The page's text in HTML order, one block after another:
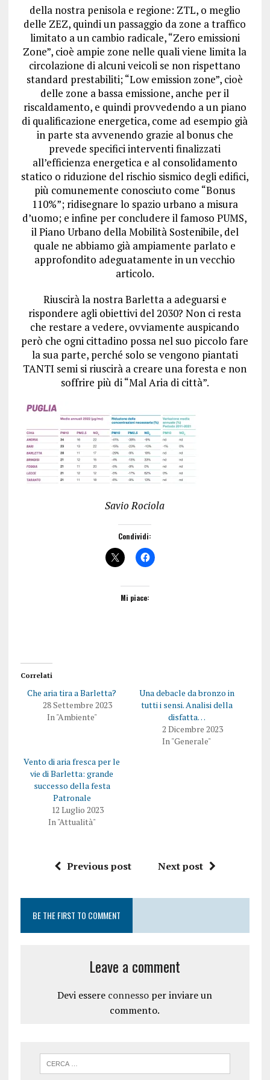
della nostra penisola e regione: ZTL, o meglio
delle ZEZ, quindi un passaggio da zone a traffico
limitato a un cambio radicale, “Zero emissioni
Zone”, cioè ampie zone nelle quali viene limita la
circolazione di alcuni veicoli se non rispettano
standard prestabiliti; “Low emission zone”, cioè
delle zone a bassa emissione, anche per il
riscaldamento, e quindi provvedendo a un piano
di qualificazione energetica, come ad esempio già
in parte sta avvenendo grazie al bonus che
prevede specifici interventi finalizzati
all’efficienza energetica e al consolidamento
statico o riduzione del rischio sismico degli edifici,
più comunemente conosciuto come “Bonus
110%”; ridisegnare lo spazio urbano a misura
d’uomo; e infine per concludere il famoso PUMS,
il Piano Urbano della Mobilità Sostenibile, del
quale ne abbiamo già ampiamente parlato e
approfondito adeguatamente in un vecchio
articolo.
Riuscirà la nostra Barletta a adeguarsi e
rispondere agli obiettivi del 2030? Non ci resta
che restare a vedere, ovviamente auspicando
però che ogni cittadino possa nel suo piccolo fare
la sua parte, perché solo se vengono piantati
TANTI semi si riuscirà a creare una foresta e non
soffrire più di “Mal Aria di città”.
Savio Rociola
Condividi:
Mi piace:
Correlati
Che aria tira a Barletta?
28 Settembre 2023
In "Ambiente"
Una debacle da bronzo in
tutti i sensi. Analisi della
disfatta…
2 Dicembre 2023
In "Generale"
Vento di aria fresca per le
vie di Barletta: grande
successo della festa
Patronale
12 Luglio 2023
In "Attualità"
Previous post Next post
BE THE FIRST TO COMMENT
Leave a comment
Devi essere connesso per inviare un
commento.